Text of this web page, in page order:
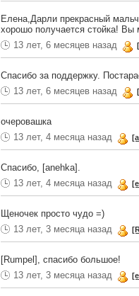
Елена,Дарли прекрасный
хорошо получается стойка! Вы
13 лет, 6 месяцев назад
Спасибо за поддержку.
13 лет, 6 месяцев назад
очеровашка
13 лет, 4 месяца назад
Спасибо, [anehka].
13 лет, 4 месяца назад
Щеночек просто чудо =)
13 лет, 3 месяца назад
[Rumpel], спасибо большое!
13 лет, 3 месяца назад